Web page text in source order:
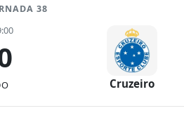
38
Cruzeiro